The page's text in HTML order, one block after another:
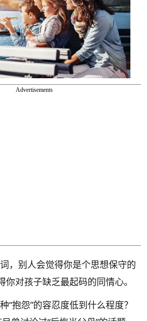
Advertisements
，别人会觉得你是个思想保守的
你对孩子缺乏最起码的同情心。
“抱怨”的容忍度低到什么程度？